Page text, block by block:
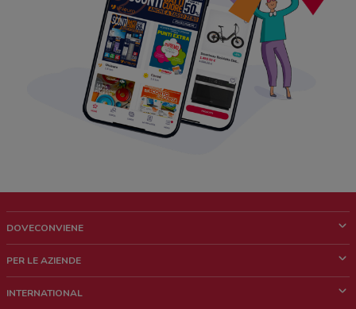
DOVECONVIENE
Chi siamo
PER LE AZIENDE
INTERNATIONAL